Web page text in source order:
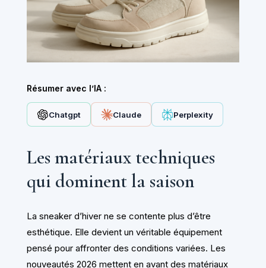
Résumer avec l’IA :
Chatgpt Claude Perplexity
Les matériaux techniques
qui dominent la saison
La sneaker d’hiver ne se contente plus d’être
esthétique. Elle devient un véritable équipement
pensé pour affronter des conditions variées. Les
nouveautés 2026 mettent en avant des matériaux